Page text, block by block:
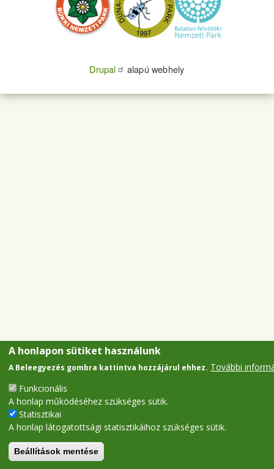
Drupal alapú webhely
A honlapon sütiket használunk
A Beleegyezés gombra kattintva hozzájárul ehhez. További
Funkcionális
A honlap működéséhez szükséges sütik.
Statisztikai
A honlap látogatottsági statisztikáihoz szükséges sütik.
Beállítások mentése